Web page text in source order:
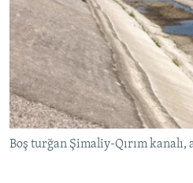
BLOGLAR
FİKİR
Русский
Українською
QOŞULIÑIZ!
Boş turğan Şimaliy-Qırım